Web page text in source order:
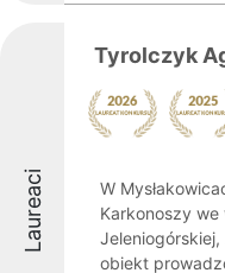
Laureaci
Tyrolczyk
W
Karkonoszy we
obiekt